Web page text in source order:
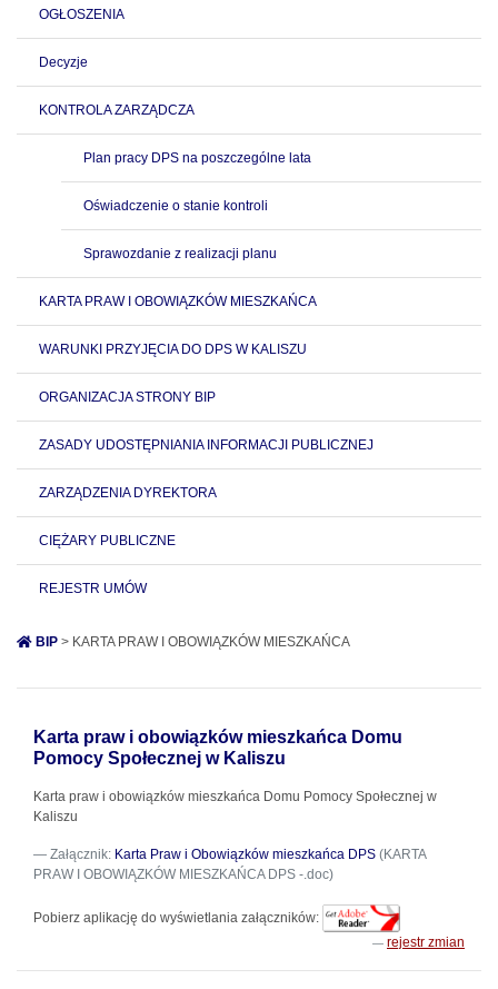
OGŁOSZENIA
Decyzje
KONTROLA ZARZĄDCZA
Plan pracy DPS na poszczególne lata
Oświadczenie o stanie kontroli
Sprawozdanie z realizacji planu
KARTA PRAW I OBOWIĄZKÓW MIESZKAŃCA
WARUNKI PRZYJĘCIA DO DPS W KALISZU
ORGANIZACJA STRONY BIP
ZASADY UDOSTĘPNIANIA INFORMACJI PUBLICZNEJ
ZARZĄDZENIA DYREKTORA
CIĘŻARY PUBLICZNE
REJESTR UMÓW
BIP > KARTA PRAW I OBOWIĄZKÓW MIESZKAŃCA
Karta praw i obowiązków mieszkańca Domu
Pomocy Społecznej w Kaliszu
Karta praw i obowiązków mieszkańca Domu Pomocy Społecznej w
Kaliszu
Załącznik: Karta Praw i Obowiązków mieszkańca DPS (KARTA
PRAW I OBOWIĄZKÓW MIESZKAŃCA DPS -.doc)
Pobierz aplikację do wyświetlania załączników:
rejestr zmian